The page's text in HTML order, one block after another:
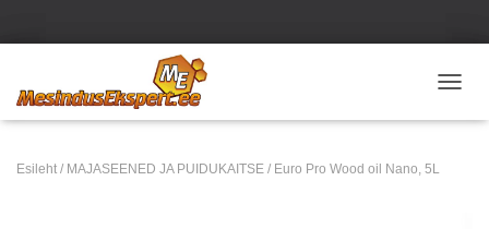
Esileht / MAJASEENED JA PUIDUKAITSE / Euro Pro Wood oil Nano, 5L